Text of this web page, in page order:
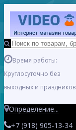
Время работы:
Круглосуточно без
выходных и праздников
Определение...
+7 (918) 905-13-34